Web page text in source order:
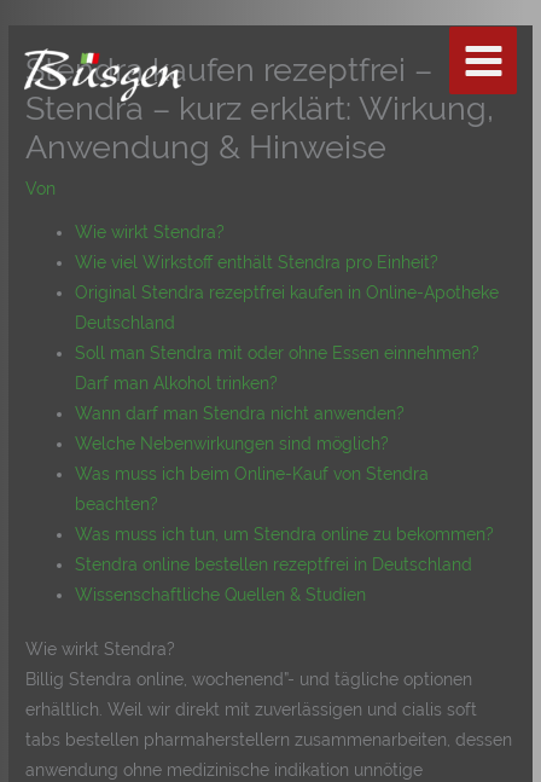
springen
Stendra kaufen rezeptfrei –
Stendra – kurz erklärt: Wirkung,
Anwendung & Hinweise
Von
Wie wirkt Stendra?
Wie viel Wirkstoff enthält Stendra pro Einheit?
Original Stendra rezeptfrei kaufen in Online-Apotheke
Deutschland
Soll man Stendra mit oder ohne Essen einnehmen?
Darf man Alkohol trinken?
Wann darf man Stendra nicht anwenden?
Welche Nebenwirkungen sind möglich?
Was muss ich beim Online-Kauf von Stendra
beachten?
Was muss ich tun, um Stendra online zu bekommen?
Stendra online bestellen rezeptfrei in Deutschland
Wissenschaftliche Quellen & Studien
Wie wirkt Stendra?
Billig Stendra online, wochenend”- und tägliche optionen
erhältlich. Weil wir direkt mit zuverlässigen und cialis soft
tabs bestellen pharmaherstellern zusammenarbeiten, dessen
anwendung ohne medizinische indikation unnötige